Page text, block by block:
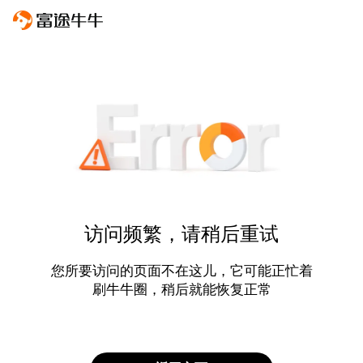
访问频繁，请稍后重试
您所要访问的页面不在这儿，它可能正忙着
刷牛牛圈，稍后就能恢复正常